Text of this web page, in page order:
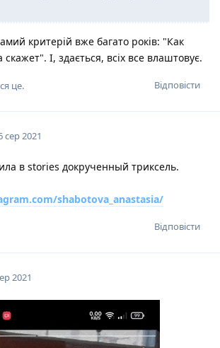
критерій вже багато років: "Как
І, здається, всіх все влаштовує.
Відповісти
це.
сер 2021
в stories докрученный триксель.
shabotova_anastasia/
Відповісти
2021